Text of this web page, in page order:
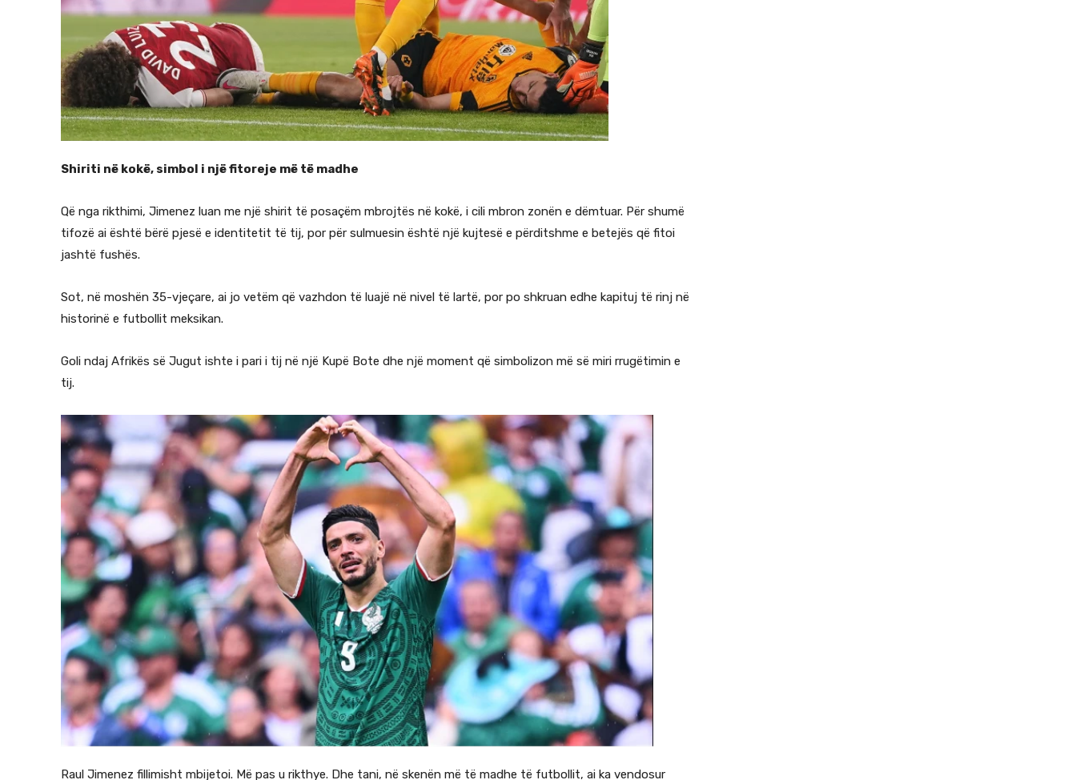
Shiriti në kokë, simbol i një fitoreje më të madhe
Që nga rikthimi, Jimenez luan me një shirit të posaçëm mbrojtës në kokë, i cili mbron zonën e dëmtuar. Për shumë
tifozë ai është bërë pjesë e identitetit të tij, por për sulmuesin është një kujtesë e përditshme e betejës që fitoi
jashtë fushës.
Sot, në moshën 35-vjeçare, ai jo vetëm që vazhdon të luajë në nivel të lartë, por po shkruan edhe kapituj të rinj në
historinë e futbollit meksikan.
Goli ndaj Afrikës së Jugut ishte i pari i tij në një Kupë Bote dhe një moment që simbolizon më së miri rrugëtimin e
tij.
Raul Jimenez fillimisht mbijetoi. Më pas u rikthye. Dhe tani, në skenën më të madhe të futbollit, ai ka vendosur